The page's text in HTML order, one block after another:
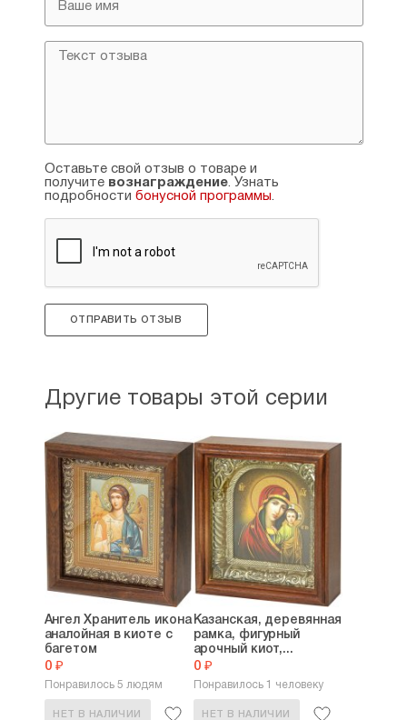
Оставьте свой отзыв о товаре и
получите вознаграждение. Узнать
подробности бонусной программы.
ОТПРАВИТЬ ОТЗЫВ
Другие товары этой серии
Ангел Хранитель икона
аналойная в киоте с
багетом
0 ₽
Понравилось 5 людям
НЕТ В НАЛИЧИИ
Казанская, деревянная
рамка, фигурный
арочный киот,...
0 ₽
Понравилось 1 человеку
НЕТ В НАЛИЧИИ